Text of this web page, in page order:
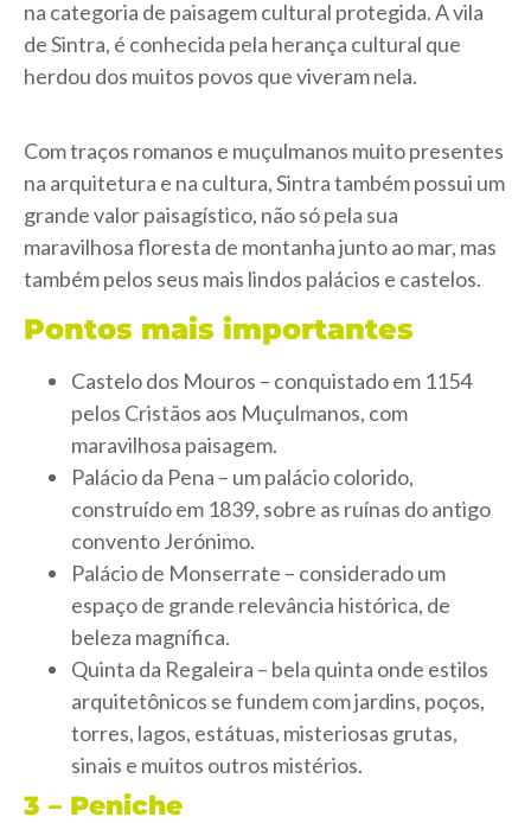
na categoria de paisagem cultural protegida. A vila
de Sintra, é conhecida pela herança cultural que
herdou dos muitos povos que viveram nela.
Com traços romanos e muçulmanos muito presentes
na arquitetura e na cultura, Sintra também possui um
grande valor paisagístico, não só pela sua
maravilhosa floresta de montanha junto ao mar, mas
também pelos seus mais lindos palácios e castelos.
Pontos mais importantes
Castelo dos Mouros – conquistado em 1154
pelos Cristãos aos Muçulmanos, com
maravilhosa paisagem.
Palácio da Pena – um palácio colorido,
construído em 1839, sobre as ruínas do antigo
convento Jerónimo.
Palácio de Monserrate – considerado um
espaço de grande relevância histórica, de
beleza magnífica.
Quinta da Regaleira – bela quinta onde estilos
arquitetônicos se fundem com jardins, poços,
torres, lagos, estátuas, misteriosas grutas,
sinais e muitos outros mistérios.
3 – Peniche